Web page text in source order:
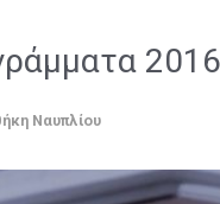
Ναυπλίου